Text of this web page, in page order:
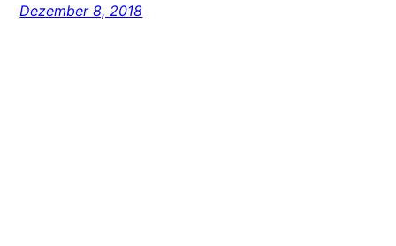
Dezember 8, 2018